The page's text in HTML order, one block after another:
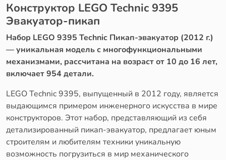
Конструктор LEGO Technic 9395
Эвакуатор-пикап
Набор LEGO 9395 Technic Пикап-эвакуатор (2012 г.)
— уникальная модель с многофункциональными
механизмами, рассчитана на возраст от 10 до 16 лет,
включает 954 детали.
LEGO Technic 9395, выпущенный в 2012 году, является
выдающимся примером инженерного искусства в мире
конструкторов. Этот набор, представляющий из себя
детализированный пикап-эвакуатор, предлагает юным
строителям и любителям техники уникальную
возможность погрузиться в мир механического